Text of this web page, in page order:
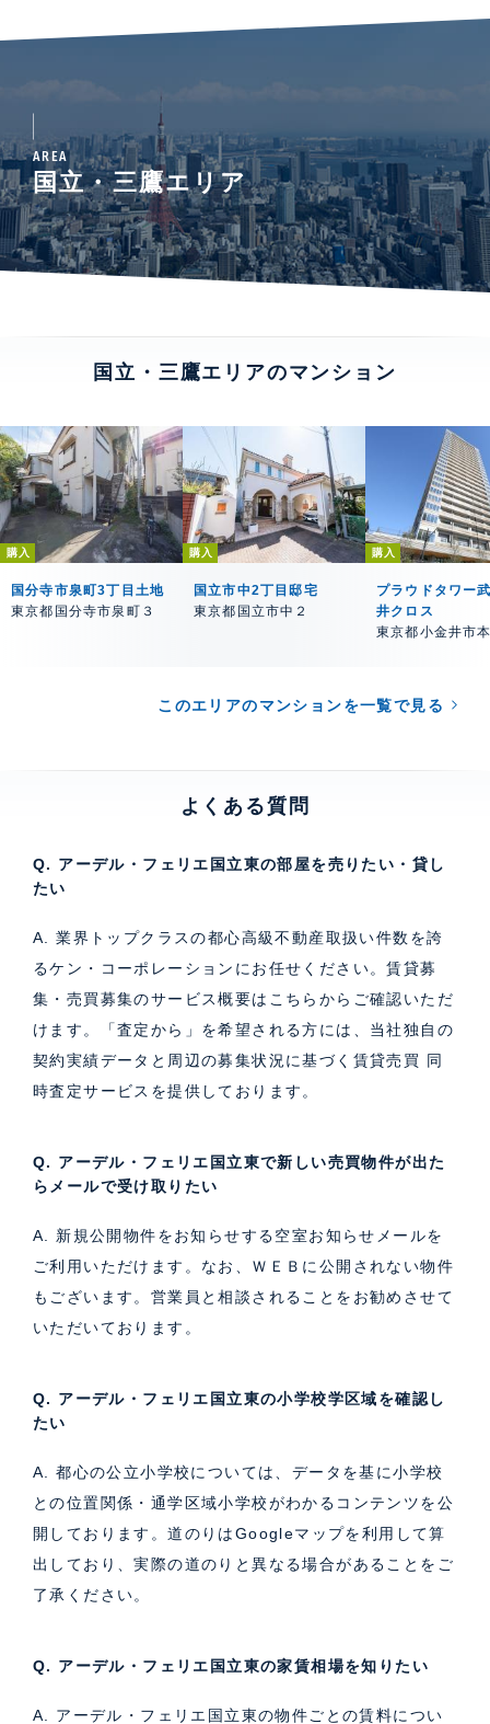
AREA
国立・三鷹エリア
国立・三鷹エリアのマンション
購入
国分寺市泉町3丁目土地
東京都国分寺市泉町３
購入
国立市中2丁目邸宅
東京都国立市中２
購入
プラウドタワー
井クロス
東京都小金井市
このエリアのマンションを一覧で見る
よくある質問
Q. アーデル・フェリエ国立東の部屋を売りたい・貸し
たい
A. 業界トップクラスの都心高級不動産取扱い件数を誇
るケン・コーポレーションにお任せください。賃貸募
集・売買募集のサービス概要はこちら からご確認いただ
けます。「査定から」を希望される方には、当社独自の
契約実績データと周辺の募集状況に基づく 賃貸売買 同
時査定サービス を提供しております。
Q. アーデル・フェリエ国立東で新しい売買物件が出た
らメールで受け取りたい
A. 新規公開物件をお知らせする空室お知らせメールを
ご利用いただけます。なお、ＷＥＢに公開されない物件
もございます。営業員と相談されることをお勧めさせて
いただいております。
Q. アーデル・フェリエ国立東の小学校学区域を確認し
たい
A. 都心の公立小学校については、データを基に小学校
との位置関係・通学区域小学校がわかるコンテンツを公
開しております。道のりはGoogleマップを利用して算
出しており、実際の道のりと異なる場合があることをご
了承ください。
Q. アーデル・フェリエ国立東の家賃相場を知りたい
A. アーデル・フェリエ国立東の物件ごとの賃料につい